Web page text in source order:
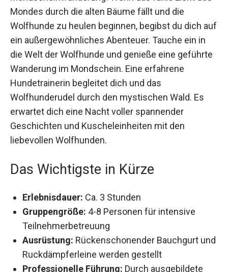
des Mondes durch die alten Bäume fällt und die
Wolfhunde zu heulen beginnen, begibst du dich
auf ein außergewöhnliches Abenteuer. Tauche
ein in die Welt der Wolfhunde und genieße eine
geführte Wanderung im Mondschein. Eine
erfahrene Hundetrainerin begleitet dich und das
Wolfhunderudel durch den mystischen Wald. Es
erwartet dich eine Nacht voller spannender
Geschichten und Kuscheleinheiten mit den
liebevollen Wolfhunden.
Das Wichtigste in Kürze
Erlebnisdauer:
Ca. 3 Stunden
Gruppengröße:
4-8 Personen für intensive
Teilnehmerbetreuung
Ausrüstung:
Rückenschonender Bauchgurt
und Ruckdämpferleine werden gestellt
Professionelle Führung:
Durch ausgebildete